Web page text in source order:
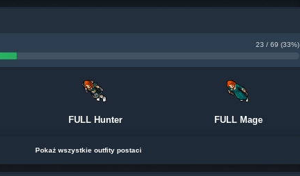
23 / 69 (33%)
FULL Hunter FULL Mage
Pokaż wszystkie outfity postaci